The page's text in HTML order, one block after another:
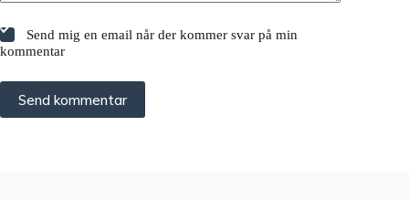
Send mig en email når der kommer svar på min
kommentar
Send kommentar